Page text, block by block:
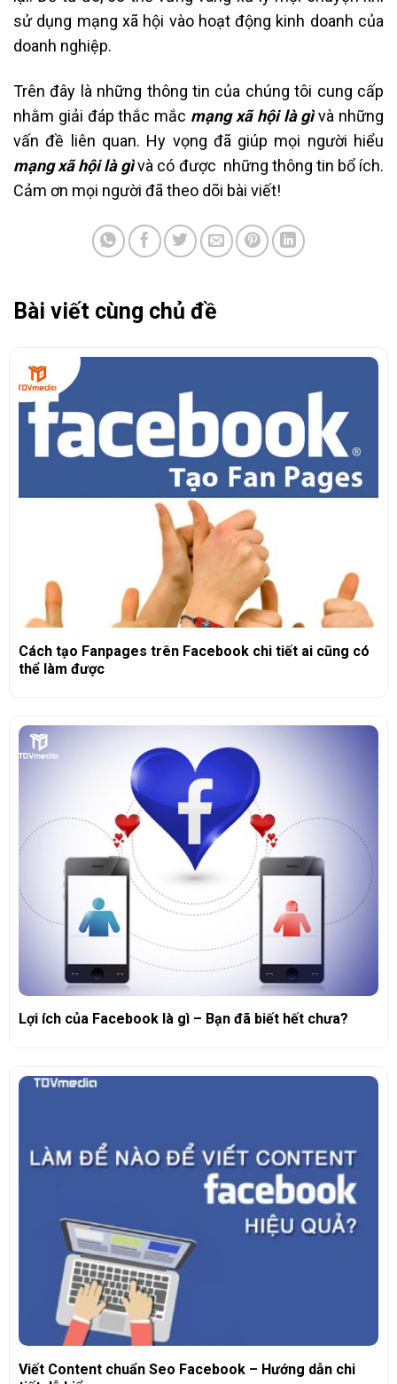
sử dụng mạng xã hội vào hoạt động kinh doanh của
doanh nghiệp.
Trên đây là những thông tin của chúng tôi cung cấp
nhằm giải đáp thắc mắc mạng xã hội là gìvà những
vấn đề liên quan. Hy vọng đã giúp mọi người hiểu
mạng xã hội là gìvà có được những thông tin bổ ích.
Cảm ơn mọi người đã theo dõi bài viết!
Bài viết cùng chủ đề
Cách tạo Fanpages trên Facebook chi tiết ai cũng có
thể làm được
Lợi ích của Facebook là gì – Bạn đã biết hết chưa?
Viết Content chuẩn Seo Facebook – Hướng dẫn chi